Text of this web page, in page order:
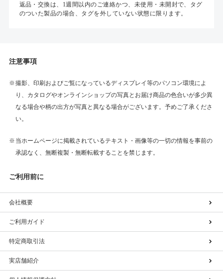
返品・交換は、1週間以内のご連絡かつ、未使用・未開封で、タグ
のついた製品の場合、タグを外していない状態に限ります。
注意事項
撮影、印刷およびご覧になっているディスプレイ等のパソコン環境によ
り、カタログやオンラインショップの写真とお届け商品の色合いが多少異
なる場合や柄の出方が写真と異なる場合がございます。予めご了承くださ
い。
当ホームページに掲載されているテキスト・画像等の一切の情報を事前の
承認なく、無断複製・無断転載することを禁じます。
ご利用前に
会社概要
ご利用ガイド
特定商取引法
実店舗紹介